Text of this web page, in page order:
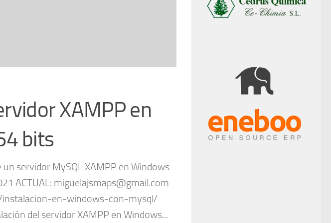
XAMPP en
bits
servidor MySQL XAMPP en Windows
ACTUAL: miguelajsmaps@gmail.com
en-windows-con-mysql/
del servidor XAMPP en Windows...